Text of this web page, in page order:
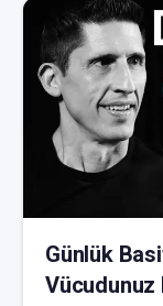
Günlük
Vücudunuz